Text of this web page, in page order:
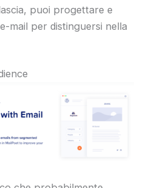
puoi progettare e
mail per distinguersi nella